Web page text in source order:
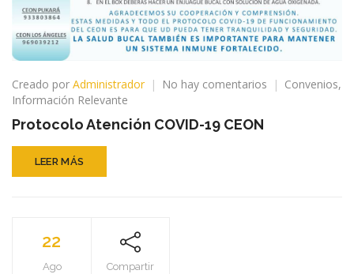
Creado por Administrador No hay comentarios
en Convenios,
Información Relevante
Protocolo Atención COVID-19 CEON
LEER MÁS
22
Ago Compartir